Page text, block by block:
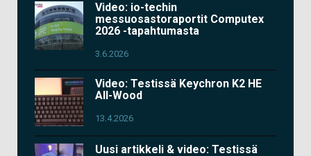
Video: io-techin
messuosastoraportit Computex
2026 -tapahtumasta
3.6.2026
Video: Testissä Keychron K2 HE
All-Wood
13.4.2026
Uusi artikkeli & video: Testissä